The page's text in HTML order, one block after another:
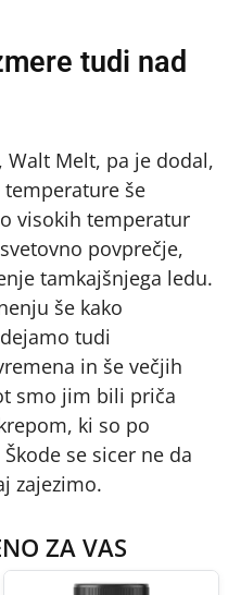
tudi nad
Walt Melt, pa je dodal,
temperature še
visokih temperatur
povprečje,
tamkajšnjega ledu.
še kako
tudi
in še večjih
smo jim bili priča
ki so po
se sicer ne da
zajezimo.
ZA VAS